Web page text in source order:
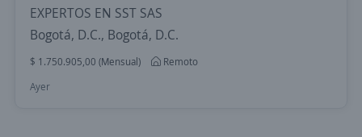
EXPERTOS EN SST SAS
Bogotá, D.C., Bogotá, D.C.
$ 1.750.905,00 (Mensual)
Remoto
Ayer